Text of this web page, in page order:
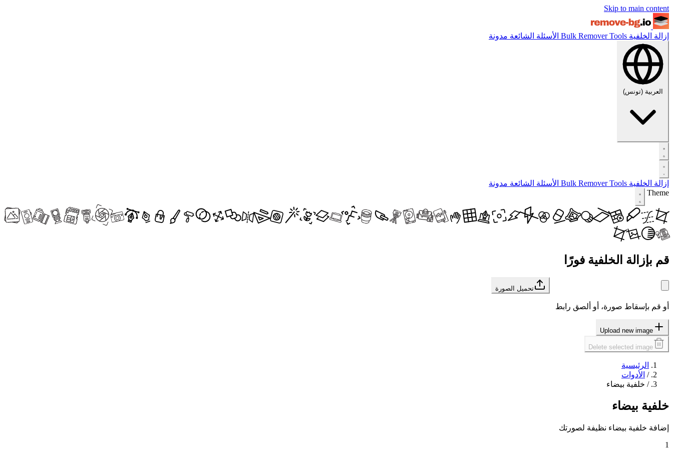
Skip to main content
إزالة الخلفية Bulk RemoverTools الأسئلة الشائعة مدونة
العربية (تونس)
إزالة الخلفية Bulk RemoverTools الأسئلة الشائعة مدونة
Theme
قم بإزالة الخلفية فورًا
تحميل الصورة
أو قم بإسقاط صورة، أو ألصق رابط
Upload new image
Delete selected image
الرئيسية
/ الأدوات
/ خلفية بيضاء
خلفية بيضاء
إضافة خلفية بيضاء نظيفة لصورتك
1